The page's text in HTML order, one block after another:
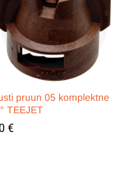
pruun 05 komplektne
TEEJET
€